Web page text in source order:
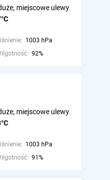
miejscowe ulewy
1003 hPa
92%
miejscowe ulewy
1003 hPa
91%